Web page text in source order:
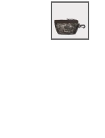
パンツ・ショーツ